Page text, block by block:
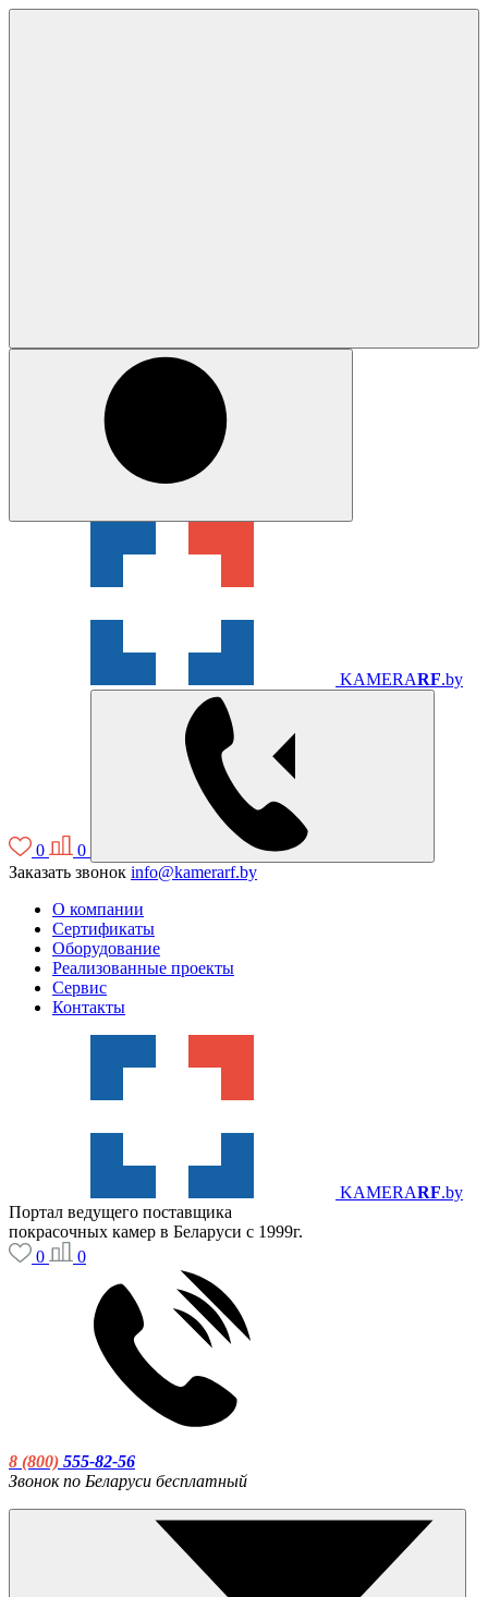
KAMERARF.by
0
0
Заказать звонок info@kamerarf.by
О компании
Сертификаты
Оборудование
Реализованные проекты
Сервис
Контакты
KAMERARF.by
Портал ведущего поставщика
покрасочных камер в Беларуси с 1999г.
0
0
8 (800) 555-82-56
Звонок по Беларуси бесплатный